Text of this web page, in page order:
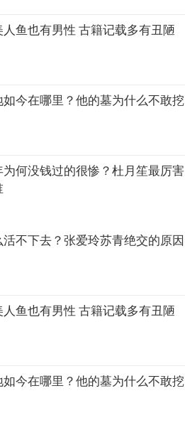
鱼也有男性 古籍记载多有丑陋
如今在哪里？他的墓为什么不敢挖
为何没钱过的很惨？杜月笙最厉害
不下去？张爱玲苏青绝交的原因
鱼也有男性 古籍记载多有丑陋
如今在哪里？他的墓为什么不敢挖